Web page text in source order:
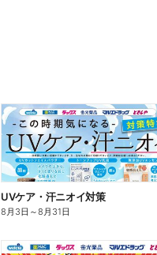
UVケア・汗ニオイ対策
8月3日 ～8月31日